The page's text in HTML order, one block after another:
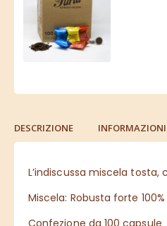
DESCRIZIONE
L’indiscussa miscela
Miscela: Robusta forte 100%
Confezione da 100 capsule